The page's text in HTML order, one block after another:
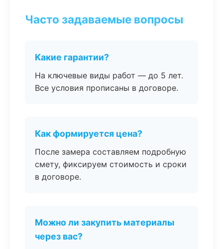
Часто задаваемые вопросы
Какие гарантии?
На ключевые виды работ — до 5 лет.
Все условия прописаны в договоре.
Как формируется цена?
После замера составляем подробную
смету, фиксируем стоимость и сроки
в договоре.
Можно ли закупить материалы
через вас?